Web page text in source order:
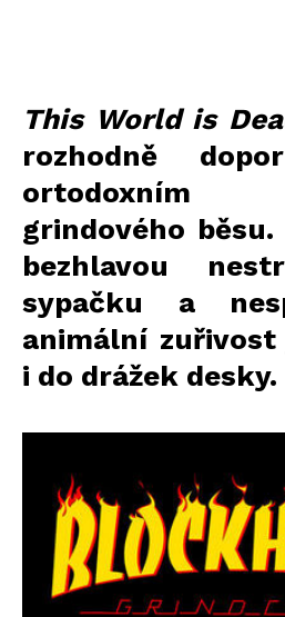
This World is
rozhodně
ortodoxním
grindového běsu.
bezhlavou
sypačku a
animální zuřivost
i do drážek desky.